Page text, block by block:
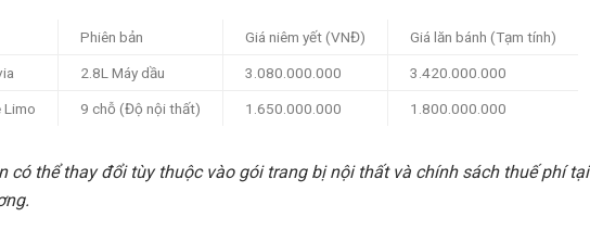
Phiên bản Giá niêm yết (VNĐ) Giá lăn bánh (Tạm tính)
2.8L Máy dầu 3.080.000.000 3.420.000.000
Limo 9 chỗ (Độ nội thất) 1.650.000.000 1.800.000.000
có thể thay đổi tùy thuộc vào gói trang bị nội thất và chính sách thuế phí tại